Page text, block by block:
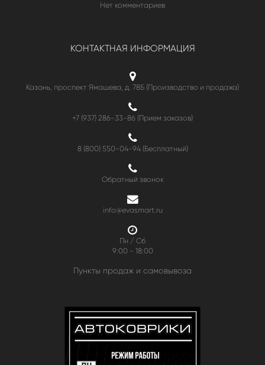
Нет комментариев
КОНТАКТНАЯ ИНФОРМАЦИЯ
Казань, проспект Ямашева, д. 78Б (Производство и продажа)
+7 (937) 286-33-86 (Прием заказов)
8 (800) 550-04-94(Бесплатный)
Обратный звонок
info@evasmart.ru
Пн / Сб
9:00 - 18:00
Пункты продаж и самовывоза